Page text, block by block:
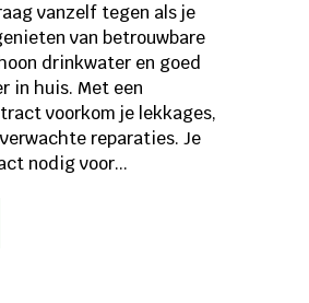
vanzelf tegen als je
van betrouwbare
drinkwater en goed
in huis. Met een
voorkom je lekkages,
reparaties. Je
nodig voor...